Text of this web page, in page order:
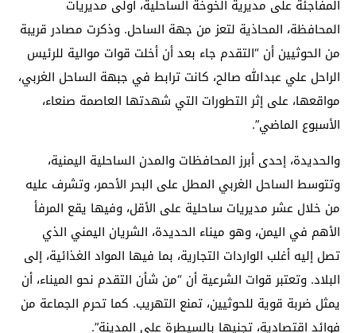
المفاجئة على مديرية الخوخة الساحلية، أولى مديريات
المحافظة، المحاذية لتعز من جهة الساحل. وذكرت مصادر قريبة
من الحوثيين أن “التقدم جاء بعد أن أخلت قوات موالية للرئيس
الراحل علي عبدالله صالح، كانت ترابط في جبهة الساحل الغربي،
مواقعها، على إثر التطورات التي شهدتها العاصمة صنعاء،
الأسبوع الماضي”.
والحديدة، إحدى أبرز المحافظات والمدن الساحلية اليمنية،
وتتوسط الساحل الغربي المطل على البحر الأحمر، وتشرف عليه
من خلال عشر مديريات ساحلية على الأقل، وفيها يقع المرفأ
الأهم في اليمن، وهو ميناء الحديدة، الشريان اليمني الذي
تصل إليه أغلب الواردات التجارية، بما فيها المواد الغذائية، إلى
البلاد. وتعتبر قوات الشرعية أن “من شأن التقدم نحو الميناء، أن
يمثل ضربة قوية للحوثيين، تمنع التهريب. كما تحرم الجماعة من
فوائد اقتصادية، تجنيها بالسيطرة على المدينة”.